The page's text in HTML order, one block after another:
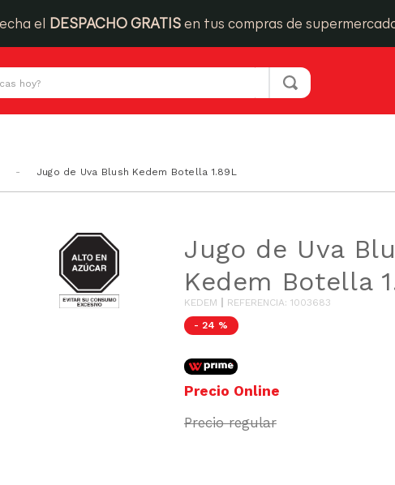
el DESPACHO GRATIS en tus compras de
Jugo de Uva Blush Kedem Botella 1.89L
AZUCAR
Jugo de Uva
Kedem Botella
KEDEM REFERENCIA: 1003683
- 24 %